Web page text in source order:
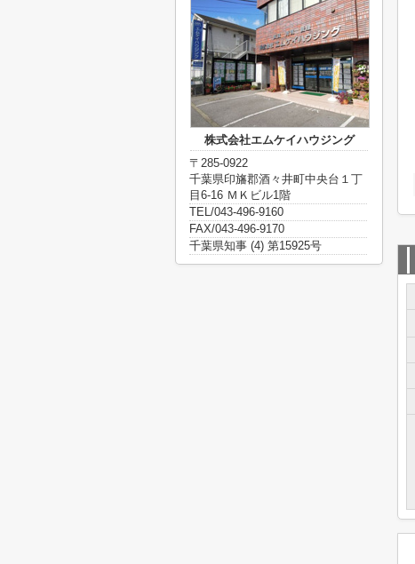
株式会社エムケイハウジング
〒285-0922
千葉県印旛郡酒々井町中央台１丁
目6-16 ＭＫビル1階
TEL/043-496-9160
FAX/043-496-9170
千葉県知事 (4) 第15925号